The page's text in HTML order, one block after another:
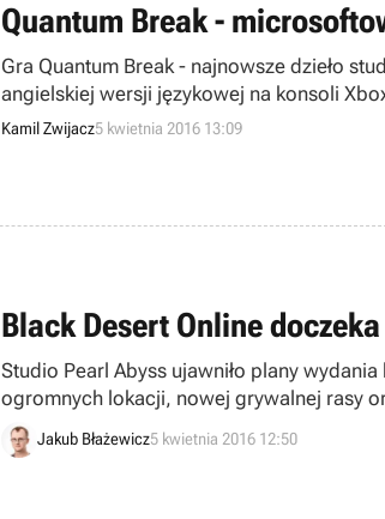
Quantum Break -
Gra Quantum Break - najnowsze dzieło
angielskiej wersji językowej na konsoli
Kamil Zwijacz5 kwietnia 2016 13:09
Black Desert Online
Studio Pearl Abyss ujawniło plany
ogromnych lokacji, nowej grywalnej rasy
Jakub Błażewicz5 kwietnia 2016 12:50